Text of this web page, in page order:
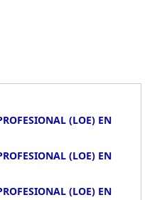
(LOE) EN
(LOE) EN
(LOE) EN